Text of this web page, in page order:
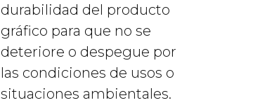
durabilidad del producto
gráfico para que no se
deteriore o despegue por
las condiciones de usos o
situaciones ambientales.